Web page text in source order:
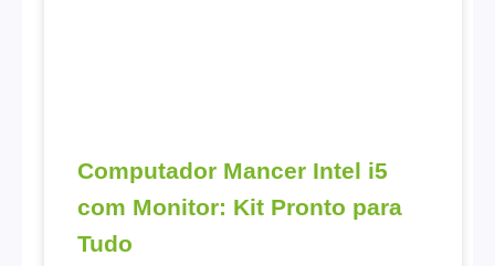
Computador Mancer Intel i5
com Monitor: Kit Pronto para
Tudo